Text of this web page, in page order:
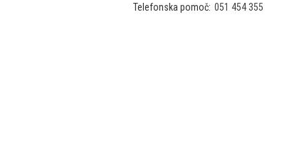
Telefonska pomoč: 051 454 355